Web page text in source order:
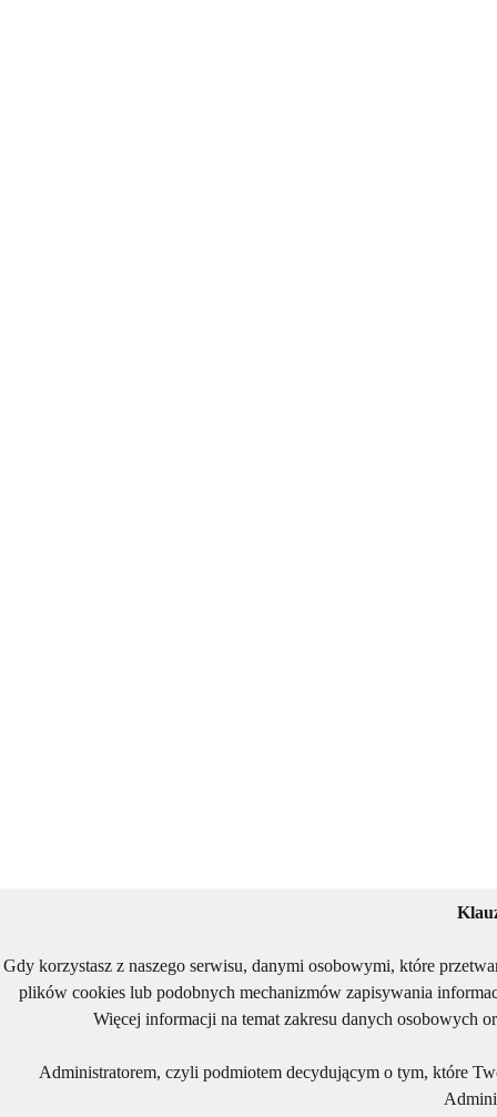
Gdy korzystasz z naszego serwisu, danymi osobowymi, które
plików cookies lub podobnych mechanizmów zapisywania
Więcej informacji na temat zakresu danych osobowych
Administratorem, czyli podmiotem decydującym o tym, które